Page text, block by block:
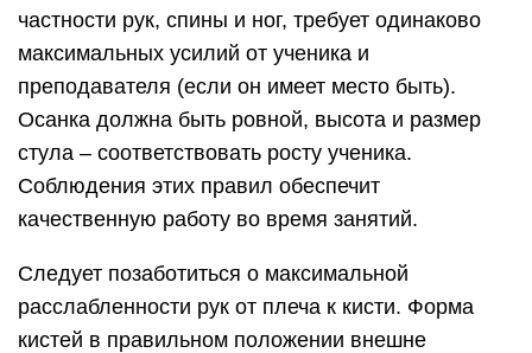
частности рук, спины и ног, требует одинаково
максимальных усилий от ученика и
преподавателя (если он имеет место быть).
Осанка должна быть ровной, высота и размер
стула – соответствовать росту ученика.
Соблюдения этих правил обеспечит
качественную работу во время занятий.
Следует позаботиться о максимальной
расслабленности рук от плеча к кисти. Форма
кистей в правильном положении внешне